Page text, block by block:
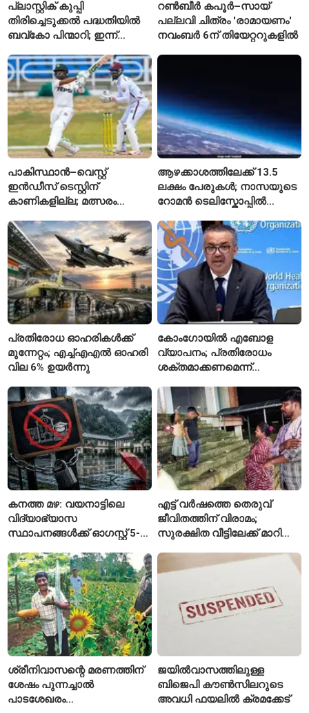
പ്ലാസ്റ്റിക് കുപ്പി
തിരിച്ചെടുക്കൽ പദ്ധതിയിൽ
ബവ്കോ പിന്മാറി; ഇന്ന്
സ്വീകരിക്കില്ല
റൺബീർ കപൂർ–സായ്
പല്ലവി ചിത്രം 'രാമായണം'
നവംബർ 6ന് തിയേറ്ററുകളിൽ
പാകിസ്ഥാൻ–വെസ്റ്റ്
ഇൻഡീസ് ടെസ്റ്റിന്
കാണികളില്ല; മത്സരം
പരിഹാസവിഷയം
ആഴക്കാശത്തിലേക്ക് 13.5
ലക്ഷം പേരുകൾ; നാസയുടെ
റോമൻ ടെലിസ്കോപ്പിൽ
പ്രതിരോധ ഓഹരികൾക്ക്
മുന്നേറ്റം; എച്ച്എഎൽ ഓഹരി
വില 6% ഉയർന്നു
കോംഗോയിൽ എബോള
വ്യാപനം; പ്രതിരോധം
ശക്തമാക്കണമെന്ന്
കനത്ത മഴ: വയനാട്ടിലെ
വിദ്യാഭ്യാസ
സ്ഥാപനങ്ങൾക്ക് ഓഗസ്റ്റ് 5-ന്
എട്ട് വർഷത്തെ തെരുവ്
ജീവിതത്തിന് വിരാമം;
സുരക്ഷിത വീട്ടിലേക്ക് മാറി
ശ്രീനിവാസന്റെ മരണത്തിന്
ശേഷം പുന്നച്ചാൽ
പാടശേഖരം
ജയിൽവാസത്തിലുള്ള
ബിജെപി കൗൺസിലറുടെ
അവധി ഫയലിൽ ക്രമക്കേട്